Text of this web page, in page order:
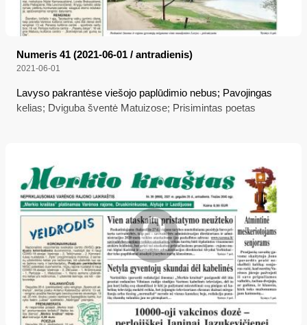
Numeris 41 (2021-06-01 / antradienis)
2021-06-01
Lavyso pakrantėse viešojo paplūdimio nebus; Pavojingas
kelias; Dviguba šventė Matuizose; Prisimintas poetas